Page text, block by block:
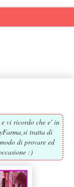
vi ricordo che e' in
tratta di
di provare ed
:)